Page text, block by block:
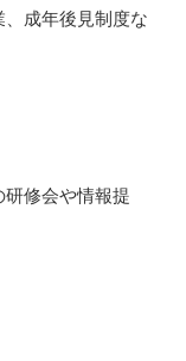
成年後見制度な
修会や情報提